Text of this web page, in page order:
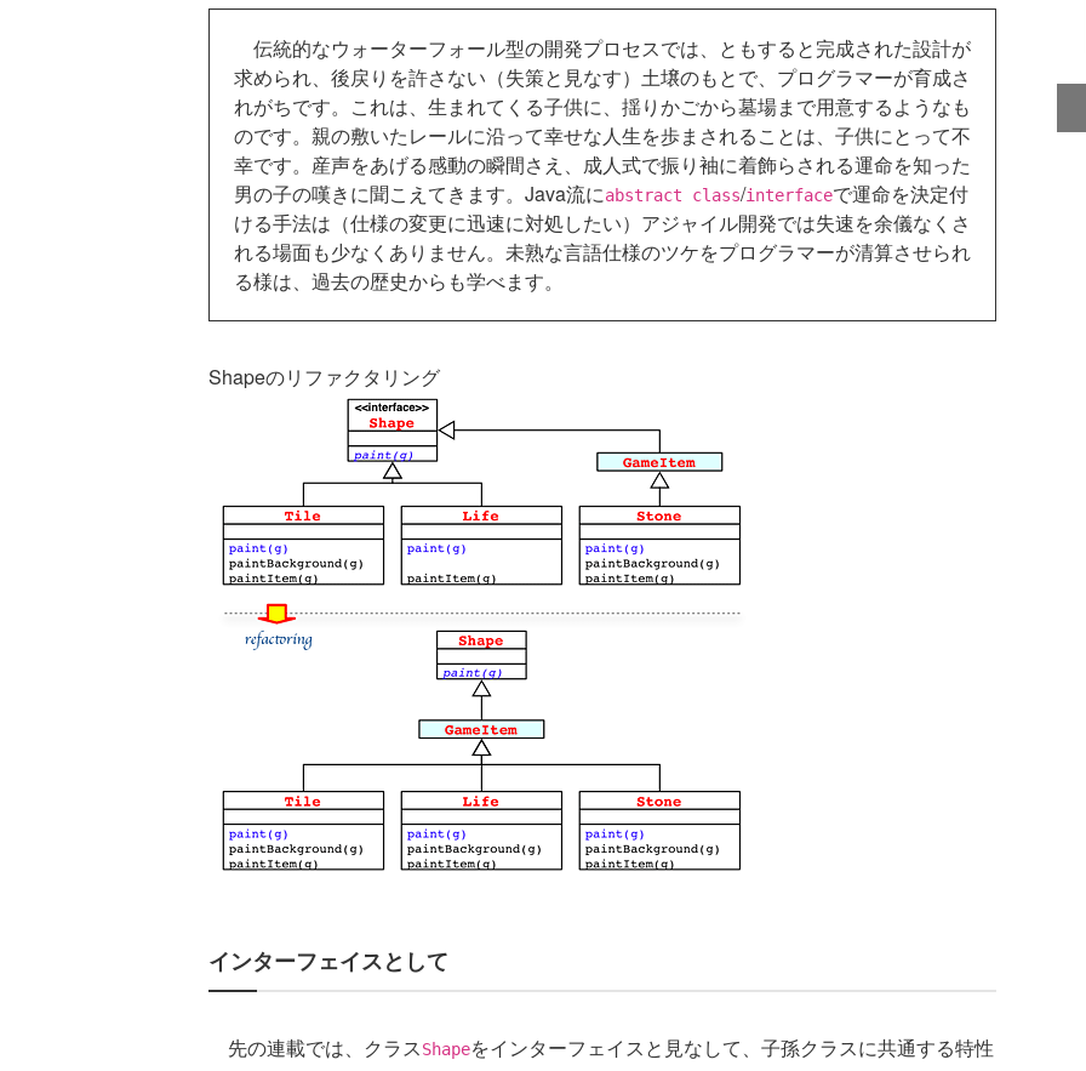
伝統的なウォーターフォール型の開発プロセスでは、ともすると完成された設計が
求められ、後戻りを許さない（失策と見なす）土壌のもとで、プログラマーが育成さ
れがちです。これは、生まれてくる子供に、揺りかごから墓場まで用意するようなも
のです。親の敷いたレールに沿って幸せな人生を歩まされることは、子供にとって不
幸です。産声をあげる感動の瞬間さえ、成人式で振り袖に着飾らされる運命を知った
男の子の嘆きに聞こえてきます。Java流にabstract class/interfaceで運命を決定付
ける手法は（仕様の変更に迅速に対処したい）アジャイル開発では失速を余儀なくさ
れる場面も少なくありません。未熟な言語仕様のツケをプログラマーが清算させられ
る様は、過去の歴史からも学べます。
Shapeのリファクタリング
インターフェイスとして
先の連載では、クラスShapeをインターフェイスと見なして、子孫クラスに共通する特性